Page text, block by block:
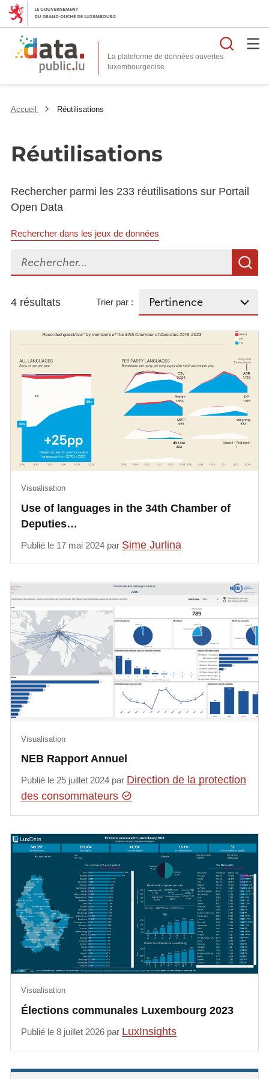
La plateforme de données ouvertes
Accueil Réutilisations
Réutilisations
Rechercher parmi les 233 réutilisations sur Portail
Open Data
Rechercher dans les jeux de données
Rechercher...
4 résultats Trier par :
Use of languages in the 34th Chamber of
Deputies…
Visualisation
Publié le 17 mai 2024 par Sime Jurlina
NEB Rapport Annuel
Visualisation
Publié le 25 juillet 2024 par Direction de la protection
des consommateurs
Élections communales Luxembourg 2023
Visualisation
Publié le 8 juillet 2026 par LuxInsights